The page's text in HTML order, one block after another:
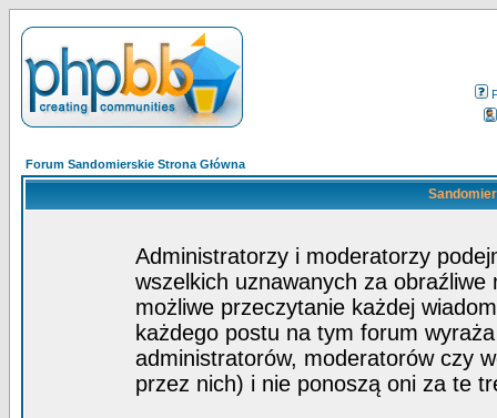
Forum Sandomierskie Strona Główna
Administratorzy i moderatorzy
wszelkich uznawanych za obraźliwe
możliwe przeczytanie każdej
każdego postu na tym forum
administratorów, moderatorów czy
przez nich) i nie ponoszą oni za te